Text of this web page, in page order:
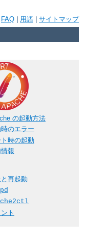
FAQ 用語 サイトマップ
の起動方法
のエラー
ト時の起動
報
再起動
ト